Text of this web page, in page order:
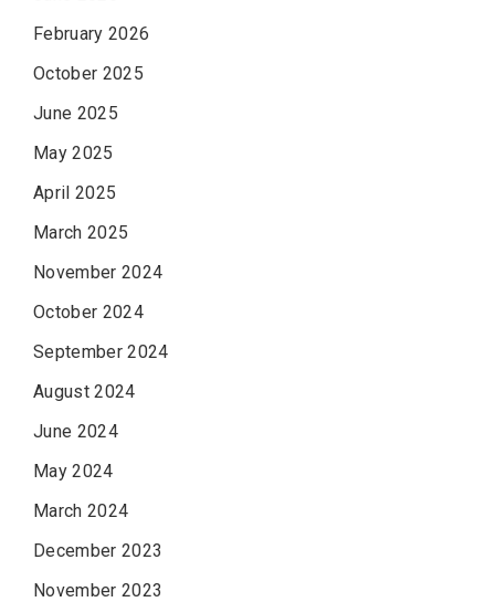
February 2026
October 2025
June 2025
May 2025
April 2025
March 2025
November 2024
October 2024
September 2024
August 2024
June 2024
May 2024
March 2024
December 2023
November 2023